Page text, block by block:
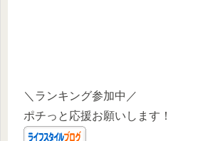
＼ランキング参加中／
ポチっと応援お願いします！